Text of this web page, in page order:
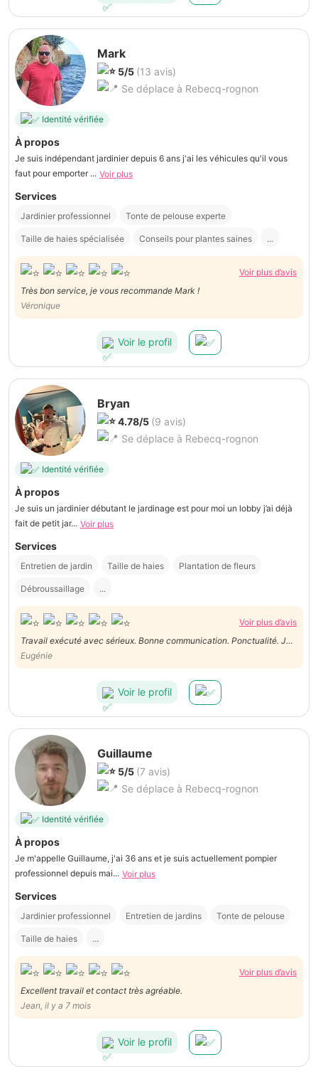
Mark
5/5 (13 avis)
Se déplace à Rebecq-rognon
Identité vérifiée
À propos
Je suis indépendant jardinier depuis 6 ans j'ai les véhicules qu'il vous
faut pour emporter ... Voir plus
Services
Jardinier professionnel Tonte de pelouse experte
Taille de haies spécialisée Conseils pour plantes saines ...
Voir plus d’avis
Très bon service, je vous recommande Mark !
Véronique
Voir le profil
Bryan
4.78/5 (9 avis)
Se déplace à Rebecq-rognon
Identité vérifiée
À propos
Je suis un jardinier débutant le jardinage est pour moi un lobby j’ai déjà
fait de petit jar... Voir plus
Services
Entretien de jardin Taille de haies Plantation de fleurs
Débroussaillage ...
Voir plus d’avis
Travail exécuté avec sérieux. Bonne communication. Ponctualité. Je
le recommande
Eugénie
Voir le profil
Guillaume
5/5 (7 avis)
Se déplace à Rebecq-rognon
Identité vérifiée
À propos
Je m'appelle Guillaume, j'ai 36 ans et je suis actuellement pompier
professionnel depuis mai... Voir plus
Services
Jardinier professionnel Entretien de jardins Tonte de pelouse
Taille de haies ...
Voir plus d’avis
Excellent travail et contact très agréable.
Jean, il y a 7 mois
Voir le profil